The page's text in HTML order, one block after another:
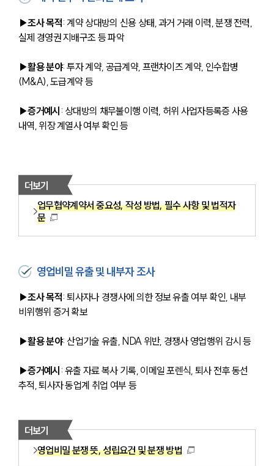
▶조사 목적: 계약 상대방의 신용 상태, 과거 거래 이력, 분쟁 전력,
실제 경영권 지배구조 등 파악
▶활용 분야: 투자 계약, 공급계약, 프랜차이즈 계약, 인수합병
(M&A), 도급계약 등
▶증거예시 : 상대방의 채무불이행 이력, 허위 사업자등록증 사용
내역, 위장 계열사 여부 확인 등
더보기
업무협약계약서 중요성, 작성 방법, 필수 사항 및 법적자
문
영업비밀 유출 및 내부자 조사
▶조사 목적: 퇴사자나 경쟁사에 의한 정보 유출 여부 확인, 내부
비위행위 증거 확보
▶활용 분야: 산업기술 유출, NDA 위반, 경쟁사 영업행위 감시 등
▶증거예시 : 유출 자료 복사 기록, 이메일 포렌식, 퇴사 전후 동선
추적, 퇴사자 동업계 취업 여부 등
더보기
영업비밀 분쟁 뜻, 성립요건 및 분쟁 방법